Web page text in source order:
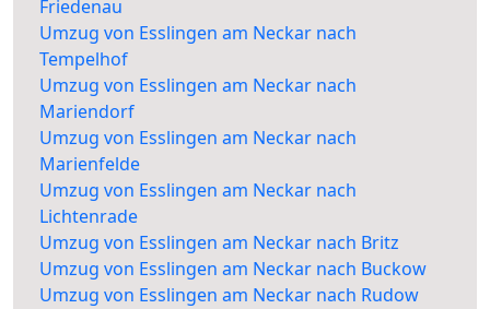
Friedenau
Umzug von Esslingen am Neckar nach
Tempelhof
Umzug von Esslingen am Neckar nach
Mariendorf
Umzug von Esslingen am Neckar nach
Marienfelde
Umzug von Esslingen am Neckar nach
Lichtenrade
Umzug von Esslingen am Neckar nach Britz
Umzug von Esslingen am Neckar nach Buckow
Umzug von Esslingen am Neckar nach Rudow